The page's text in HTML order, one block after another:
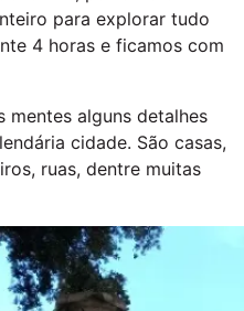
para explorar tudo
4 horas e ficamos com
mentes alguns detalhes
cidade. São casas,
ruas, dentre muitas